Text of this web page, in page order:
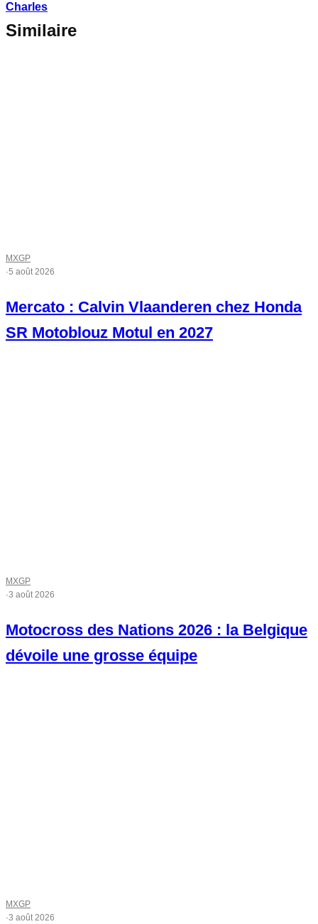
Charles
Similaire
MXGP
·5 août 2026
Mercato : Calvin Vlaanderen chez Honda
SR Motoblouz Motul en 2027
MXGP
·3 août 2026
Motocross des Nations 2026 : la Belgique
dévoile une grosse équipe
MXGP
·3 août 2026